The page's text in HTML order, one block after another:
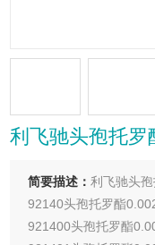
利飞驰头孢托罗
简要描述：利飞驰头
92140头孢托罗酯
921400头孢托罗酯